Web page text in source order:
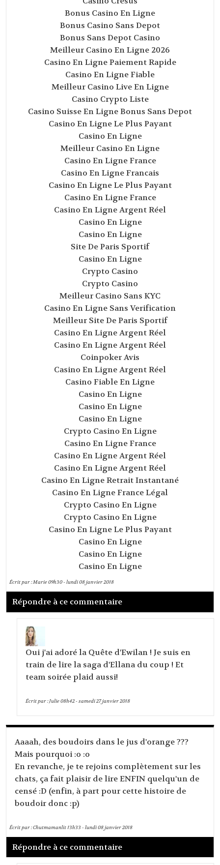
Bonus Casino En Ligne
Bonus Casino Sans Depot
Bonus Sans Depot Casino
Meilleur Casino En Ligne 2026
Casino En Ligne Paiement Rapide
Casino En Ligne Fiable
Meilleur Casino Live En Ligne
Casino Crypto Liste
Casino Suisse En Ligne Bonus Sans Depot
Casino En Ligne Le Plus Payant
Casino En Ligne
Meilleur Casino En Ligne
Casino En Ligne France
Casino En Ligne Francais
Casino En Ligne Le Plus Payant
Casino En Ligne France
Casino En Ligne Argent Réel
Casino En Ligne
Casino En Ligne
Site De Paris Sportif
Casino En Ligne
Crypto Casino
Crypto Casino
Meilleur Casino Sans KYC
Casino En Ligne Sans Verification
Meilleur Site De Paris Sportif
Casino En Ligne Argent Réel
Casino En Ligne Argent Réel
Coinpoker Avis
Casino En Ligne Argent Réel
Casino Fiable En Ligne
Casino En Ligne
Casino En Ligne
Casino En Ligne
Crypto Casino En Ligne
Casino En Ligne France
Casino En Ligne Argent Réel
Casino En Ligne Argent Réel
Casino En Ligne Retrait Instantané
Casino En Ligne France Légal
Crypto Casino En Ligne
Crypto Casino En Ligne
Casino En Ligne Le Plus Payant
Casino En Ligne
Casino En Ligne
Casino En Ligne
Écrit par :Marie09h30-lundi 08janvier 2018
Répondre à ce commentaire
Oui j'ai adoré la Quête d'Ewilan ! Je suis en
train de lire la saga d'Ellana du coup ! Et
team soirée plaid aussi!
Écrit par :Julie08h42- samedi 27janvier 2018
Aaaah, des boudoirs dans le jus d'orange ???
Mais pourquoi :o :o
En revanche, je te rejoins complètement sur les
chats, ça fait plaisir de lire ENFIN quelqu'un de
censé :D (enfin, à part pour cette histoire de
boudoir donc :p)
Écrit par :Chutmamanlit13h33 -lundi 08janvier 2018
Répondre à ce commentaire